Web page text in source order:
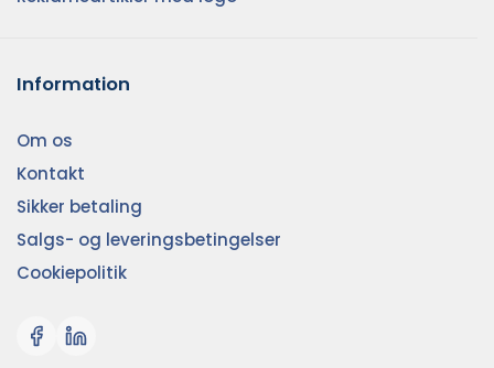
Information
Om os
Kontakt
Sikker betaling
Salgs- og leveringsbetingelser
Cookiepolitik